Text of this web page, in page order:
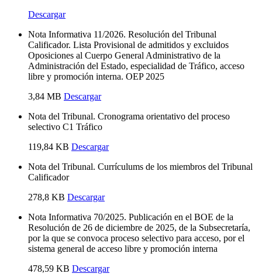
Descargar
Nota Informativa 11/2026. Resolución del Tribunal
Calificador. Lista Provisional de admitidos y excluidos
Oposiciones al Cuerpo General Administrativo de la
Administración del Estado, especialidad de Tráfico, acceso
libre y promoción interna. OEP 2025
3,84 MB Descargar
Nota del Tribunal. Cronograma orientativo del proceso
selectivo C1 Tráfico
119,84 KB Descargar
Nota del Tribunal. Currículums de los miembros del Tribunal
Calificador
278,8 KB Descargar
Nota Informativa 70/2025. Publicación en el BOE de la
Resolución de 26 de diciembre de 2025, de la Subsecretaría,
por la que se convoca proceso selectivo para acceso, por el
sistema general de acceso libre y promoción interna
478,59 KB Descargar